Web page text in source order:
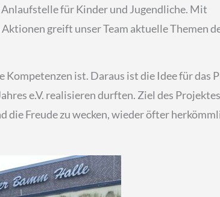
für Kinder und Jugendliche. Mit
greift unser Team aktuelle Themen
ist. Daraus ist die Idee für das
e.V. realisieren durften. Ziel des
Freude zu wecken, wieder öfter